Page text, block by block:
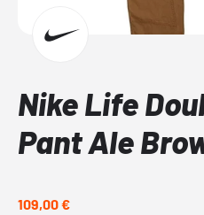
Nike Life
Pant Ale
109,00 €